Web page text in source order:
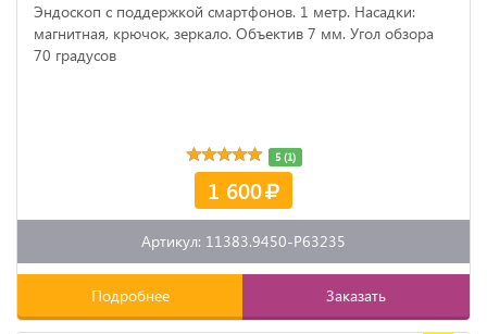
Эндоскоп с поддержкой смартфонов. 1 метр. Насадки:
магнитная, крючок, зеркало. Объектив 7 мм. Угол обзора
70 градусов
5 (1)
1 600
Артикул: 11383.9450-P63235
Подробнее Заказать